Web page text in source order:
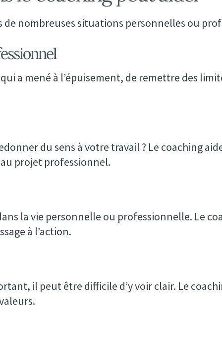
nombreuses situations personnelles ou
a mené à l’épuisement, de remettre des
du sens à votre travail ? Le coaching
projet professionnel.
la vie personnelle ou professionnelle. Le
à l’action.
il peut être difficile d’y voir clair. Le